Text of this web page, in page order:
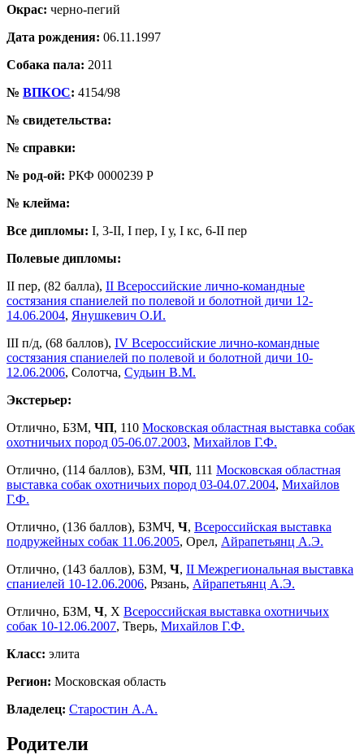
Окрас: черно-пегий
Дата рождения: 06.11.1997
Собака пала: 2011
№ ВПКОС: 4154/98
№ свидетельства:
№ справки:
№ род-ой: РКФ 0000239 Р
№ клейма:
Все дипломы: I, 3-II, I пер, I у, I кс, 6-II пер
Полевые дипломы:
II пер, (82 балла), II Всероссийские лично-командные
состязания спаниелей по полевой и болотной дичи 12-
14.06.2004, Янушкевич О.И.
III п/д, (68 баллов), IV Всероссийские лично-командные
состязания спаниелей по полевой и болотной дичи 10-
12.06.2006, Солотча, Судьин В.М.
Экстерьер:
Отлично, БЗМ, ЧП, 110 Московская областная выставка собак
охотничьих пород 05-06.07.2003, Михайлов Г.Ф.
Отлично, (114 баллов), БЗМ, ЧП, 111 Московская областная
выставка собак охотничьих пород 03-04.07.2004, Михайлов
Г.Ф.
Отлично, (136 баллов), БЗМЧ, Ч, Всероссийская выставка
подружейных собак 11.06.2005, Орел, Айрапетьянц А.Э.
Отлично, (143 баллов), БЗМ, Ч, II Межрегиональная выставка
спаниелей 10-12.06.2006, Рязань, Айрапетьянц А.Э.
Отлично, БЗМ, Ч, X Всероссийская выставка охотничьих
собак 10-12.06.2007, Тверь, Михайлов Г.Ф.
Класс: элита
Регион: Московская область
Владелец: Старостин А.А.
Родители